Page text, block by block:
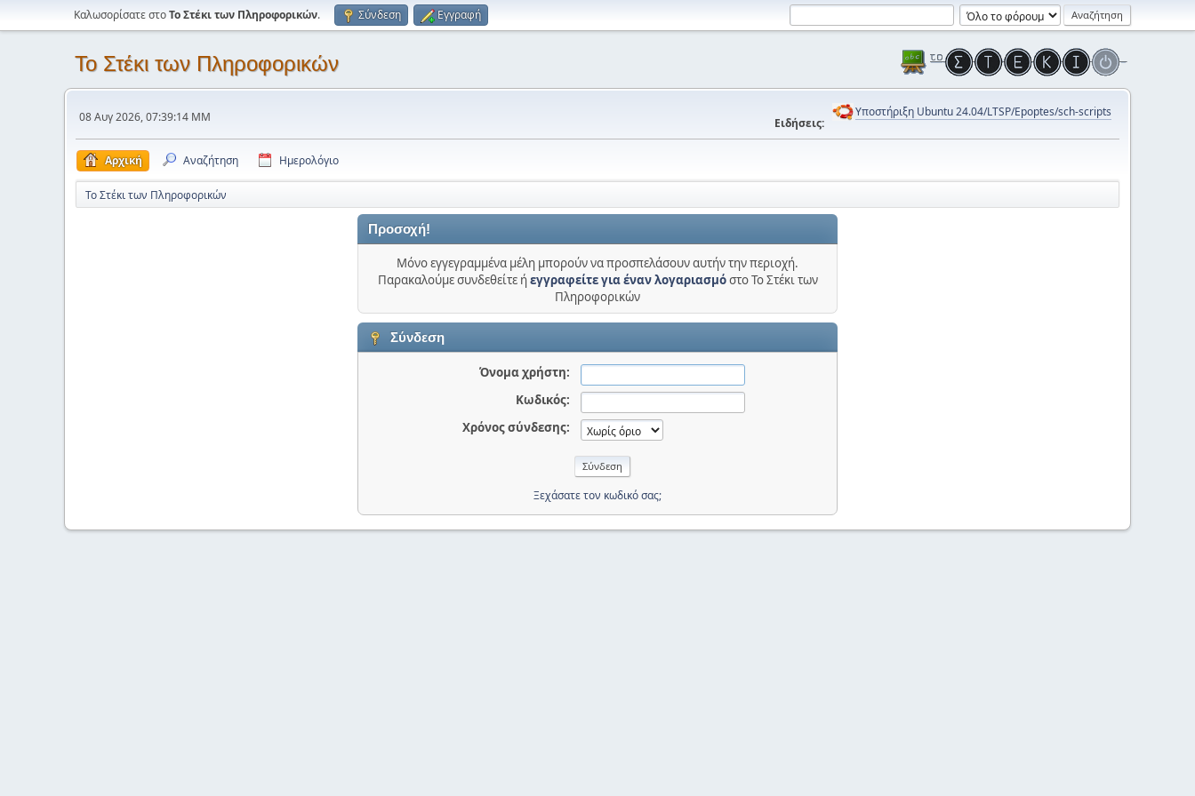
Καλωσορίσατε στοΤο Στέκι των Πληροφορικών. Σύνδεση Εγγραφή
Το Στέκι των Πληροφορικών
08 Αυγ 2026, 07:39:14 ΜΜ Ειδήσεις:
Υποστήριξη Ubuntu 24.04/LTSP/Epoptes/sch-scripts
Αρχική Αναζήτηση Ημερολόγιο
Το Στέκι των Πληροφορικών
Προσοχή!
Μόνο εγγεγραμμένα μέλη μπορούν να προσπελάσουν αυτήν την περιοχή.
Παρακαλούμε συνδεθείτε ήεγγραφείτε για έναν λογαριασμόστο Το Στέκι των
Πληροφορικών
Σύνδεση
Όνομα χρήστη:
Κωδικός:
Χρόνος σύνδεσης:
Ξεχάσατε τον κωδικό σας;